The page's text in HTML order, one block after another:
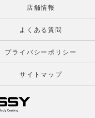
店舗情報
よくある質問
プライバシーポリシー
サイトマップ